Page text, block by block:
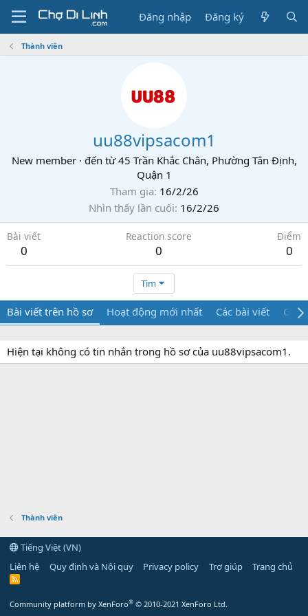
Đăng nhập Đăng ký
Thành viên
uu88vipsacom1
New member · đến từ 45 Trần Khắc Chân, Phường Tân Định,
Quận 1
Tham gia 16/2/26
Nhìn thấy lần cuối 16/2/26
Bài viết
0
Reaction score
0
Điểm
0
Tìm
Bài viết trên hồ sơ Hoạt động mới nhất Các bài viết Giới
Hiện tại không có tin nhắn trong hồ sơ của uu88vipsacom1.
Thành viên
Tiếng Việt (VN)
Liên hệ
Quy định và Nội quy Privacy policy Trợ giúp Trang chủ
R
Community platform by XenForo® © 2010-2021 XenForo Ltd.